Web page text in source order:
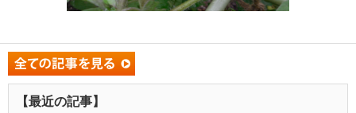
【最近の記事】